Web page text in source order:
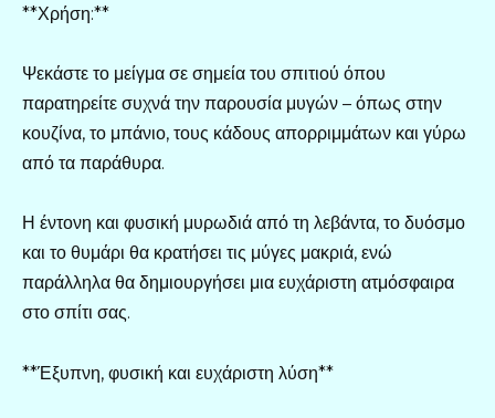
**Χρήση:**
Ψεκάστε το μείγμα σε σημεία του σπιτιού όπου
παρατηρείτε συχνά την παρουσία μυγών – όπως στην
κουζίνα, το μπάνιο, τους κάδους απορριμμάτων και γύρω
από τα παράθυρα.
Η έντονη και φυσική μυρωδιά από τη λεβάντα, το δυόσμο
και το θυμάρι θα κρατήσει τις μύγες μακριά, ενώ
παράλληλα θα δημιουργήσει μια ευχάριστη ατμόσφαιρα
στο σπίτι σας.
**Έξυπνη, φυσική και ευχάριστη λύση**